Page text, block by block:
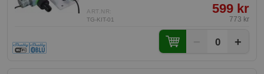
styrning.
ART.NR:
TG-KIT-01
599 kr
773 kr
0 +